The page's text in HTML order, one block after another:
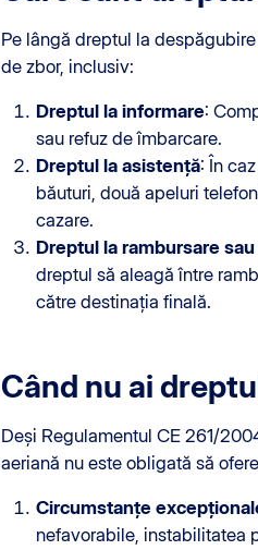
Pe lângă dreptul la
de zbor, inclusiv:
Dreptul la informare:
sau refuz de îmbarcare.
Dreptul la asistență: În
băuturi, două apeluri
cazare.
Dreptul la rambursare
dreptul să aleagă între
către destinația finală.
Când nu ai
Deși Regulamentul CE 261/
aeriană nu este obligată să
Circumstanțe
nefavorabile, instabilitatea